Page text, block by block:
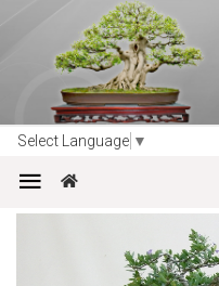
Select Language ▼
Trang chủ Sản phẩm
LINH SAM -